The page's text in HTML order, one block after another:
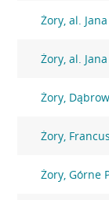
Żory, al. Jana
Żory, al. Jana
Żory,
Żory,
Żory, Górne